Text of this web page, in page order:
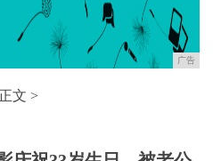
广告
文 >